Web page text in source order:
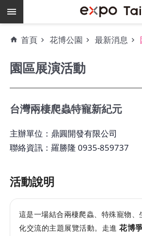
跳到主要內容區塊
門
地
借
空
檔
期
艷
館
首頁 花博公園 最新消息
園區展演活動
台灣兩棲爬蟲特寵新紀元
主辦單位：鼎圓開發有限公司
聯絡資訊：羅勝隆 0935-859737
活動說明
這是一場結合兩棲爬蟲、特殊寵物、
化交流的主題展覽活動。走進 花博